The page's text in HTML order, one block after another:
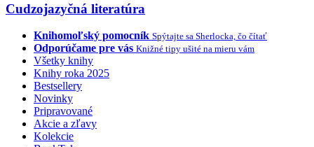
Cudzojazyčná literatúra
Knihomoľský pomocník Spýtajte sa Sherlocka, čo čítať
Odporúčame pre vás Knižné tipy ušité na mieru vám
Všetky knihy
Knihy roka 2025
Bestsellery
Novinky
Pripravované
Akcie a zľavy
Kolekcie